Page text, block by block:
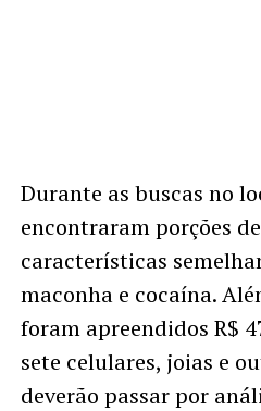
Durante as buscas no
encontraram porções
características
maconha e cocaína.
foram apreendidos R$
sete celulares, joias e
deverão passar por